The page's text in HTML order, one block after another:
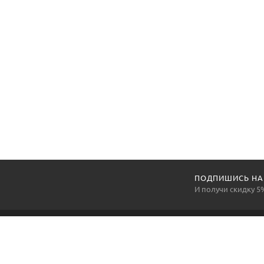
ПОДПИШИСЬ НА
И получи скидку